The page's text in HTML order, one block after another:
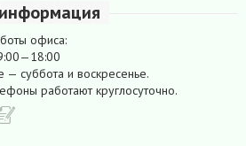
офиса:
суббота и воскресенье.
работают круглосуточно.